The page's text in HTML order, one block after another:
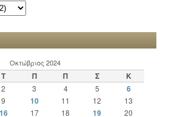
Οκτώβριος 2024
Τ Π Π Σ Κ
2 3 4 5 6
9 10 11 12 13
16 17 18 19 20